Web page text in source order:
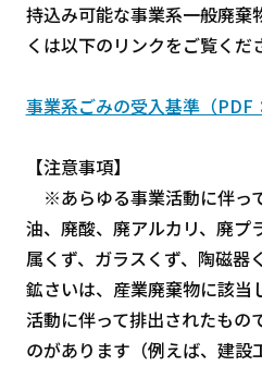
持込み可能な事業系一般廃棄
くは以下のリンクをご覧くだ
事業系ごみの受入基準（PDF
【注意事項】
※あらゆる事業活動に伴っ
油、廃酸、廃アルカリ、廃プ
属くず、ガラスくず、陶磁器
鉱さいは、産業廃棄物に該当
活動に伴って排出されたもの
のがあります（例えば、建設